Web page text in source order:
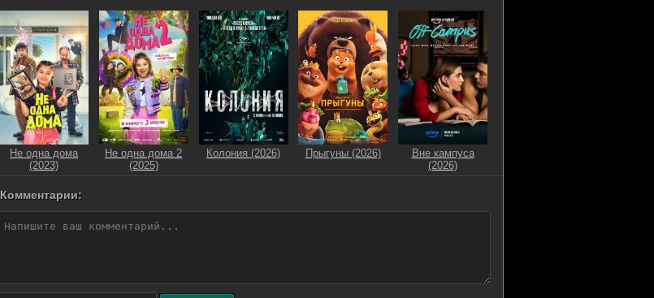
Не одна дома
(2023)
Не одна дома 2
(2025)
Колония (2026) Прыгуны (2026)
Вне кампуса
(2026)
Комментарии: